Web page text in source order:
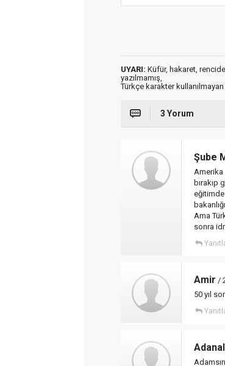
UYARI: Küfür, hakaret,
yazılmamış,
Türkçe karakter
3 Yorum
Şube
Amerika
bırakıp
eğitimde
Ama
sonra
Amir /
50 yıl